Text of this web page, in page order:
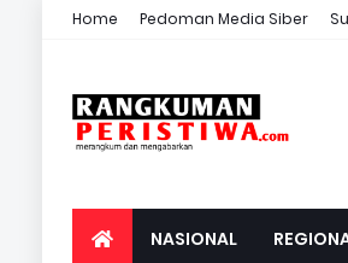
Home Pedoman Media Siber
NASIONAL